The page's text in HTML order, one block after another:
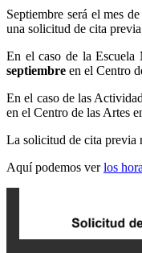
Septiembre será el mes
una solicitud de cita
En el caso de la
septiembre en el Centro
En el caso de las
en el Centro de las Artes
La solicitud de cita previa
Aquí podemos ver los